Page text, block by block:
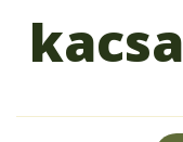
kacsa